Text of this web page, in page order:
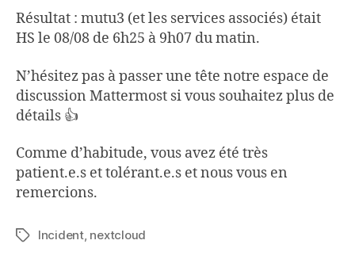
Résultat : mutu3 (et les services associés) était
HS le 08/08 de 6h25 à 9h07 du matin.
N’hésitez pas à passer une tête notre espace de
discussion Mattermost si vous souhaitez plus de
détails 👍
Comme d’habitude, vous avez été très
patient.e.s et tolérant.e.s et nous vous en
remercions.
Étiquettes
Incident, nextcloud